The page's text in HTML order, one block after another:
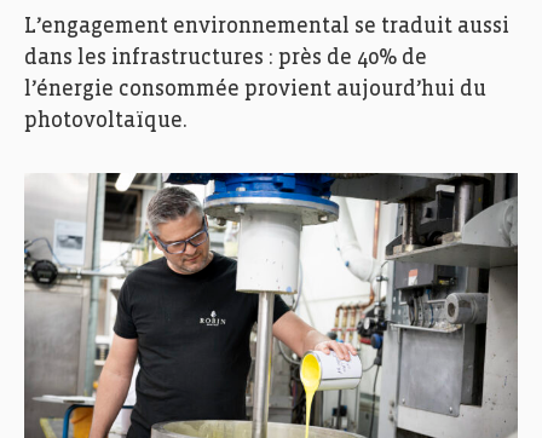
L’engagement environnemental se traduit aussi
dans les infrastructures : près de 40% de
l’énergie consommée provient aujourd’hui du
photovoltaïque.